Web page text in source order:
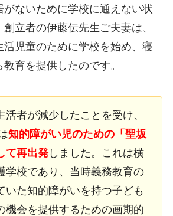
がないために学校に通えない状
立者の伊藤伝先生ご夫妻は、
活児童のために学校を始め、寝
育を提供したのです。
活者が減少したことを受け、
知的障がい児のための「聖坂
て再出発しました。これは横
学校であり、当時義務教育の
いた知的障がいを持つ子ども
機会を提供するための画期的